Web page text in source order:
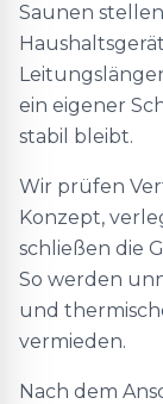
Saunen
ein eigener
stabil bleibt.
Wir prüfen
Konzept,
schließen die
So werden
und
vermieden.
Nach dem